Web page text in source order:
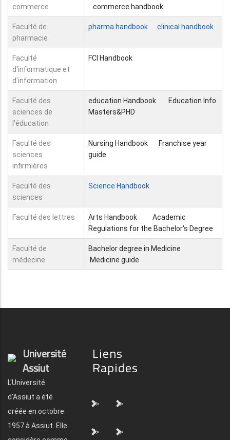
commerce
commerce handbook
Faculté de
pharmacie
pharma handbook clinical handbook
Faculté
d'informatique et
d'information
FCI Handbook
Faculté des
sciences de
l'éducation
education Handbook
Education Info
Masters&PHD
Faculté des
sciences
infirmières
Nursing Handbook
Franchise year
guide
Faculté des
sciences
Science Handbook
Faculté des lettres Arts Handbook
Academic
Regulations for the Bachelor's Degree
Faculté de
médecine
Bachelor degree in Medicine
Medicine guide
Université
Assiut
L'Université
d'Assiut a été
créée en octobre
1957 à Assiut. Elle
Liens
Rapides
"> ">
"> ">